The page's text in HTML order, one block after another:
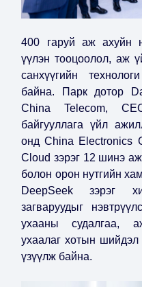
400 гаруй аж ахуйн
үүлэн тооцоолол, аж
санхүүгийн
байна. Парк дотор
China Telecom,
байгууллага үйл
онд China Electronics
Cloud зэрэг 12 шинэ
болон орон нутгийн
DeepSeek зэрэг
загваруудыг
ухааны судалгаа,
ухаалаг хотын шийдэл
үзүүлж байна.